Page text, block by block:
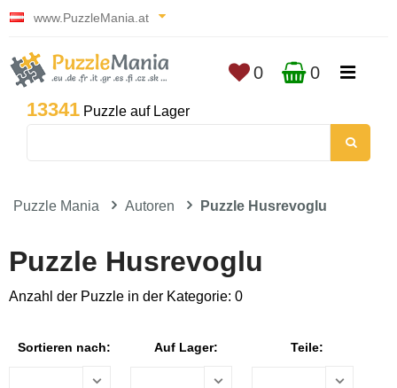
www.PuzzleMania.at
13341 Puzzle auf Lager
0 0
Puzzle Mania Autoren Puzzle Husrevoglu
Puzzle Husrevoglu
Anzahl der Puzzle in der Kategorie: 0
Sortieren nach: Auf Lager: Teile: